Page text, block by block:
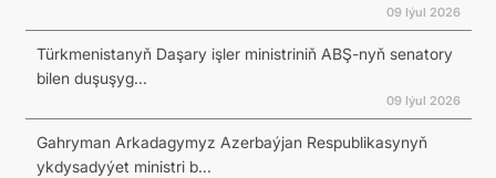
09 Iýul 2026
Türkmenistanyň Daşary işler ministriniň ABŞ-nyň senatory
bilen duşuşyg...
09 Iýul 2026
Gahryman Arkadagymyz Azerbaýjan Respublikasynyň
ykdysadyýet ministri b...